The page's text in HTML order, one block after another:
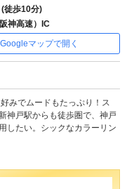
徒歩10分)
神高速）IC
Googleマップで開く
みでムードもたっぷり！ス
神戸駅からも徒歩圏で、神戸
したい。シックなカラーリン